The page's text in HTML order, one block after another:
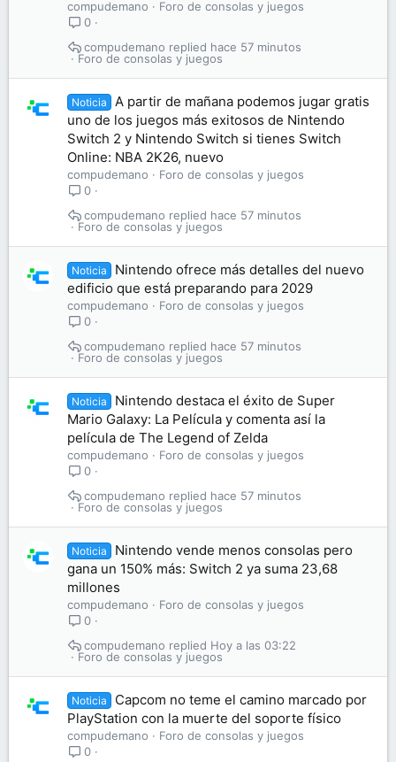
compudemano
Foro de consolas y juegos
0
Foro de consolas y juegos
hace 57 minutos
compudemano
Noticia
A partir de mañana podemos jugar gratis
uno de los juegos más exitosos de Nintendo
Switch 2 y Nintendo Switch si tienes Switch
Online: NBA 2K26, nuevo
compudemano
Foro de consolas y juegos
0
Foro de consolas y juegos
hace 57 minutos
compudemano
Noticia
Nintendo ofrece más detalles del nuevo
edificio que está preparando para 2029
compudemano
Foro de consolas y juegos
0
Foro de consolas y juegos
hace 57 minutos
compudemano
Noticia
Nintendo destaca el éxito de Super
Mario Galaxy: La Película y comenta así la
película de The Legend of Zelda
compudemano
Foro de consolas y juegos
0
Foro de consolas y juegos
hace 57 minutos
compudemano
Noticia
Nintendo vende menos consolas pero
gana un 150% más: Switch 2 ya suma 23,68
millones
compudemano
Foro de consolas y juegos
0
Foro de consolas y juegos
Hoy a las 03:22
compudemano
Noticia
Capcom no teme el camino marcado por
PlayStation con la muerte del soporte físico
compudemano
Foro de consolas y juegos
0